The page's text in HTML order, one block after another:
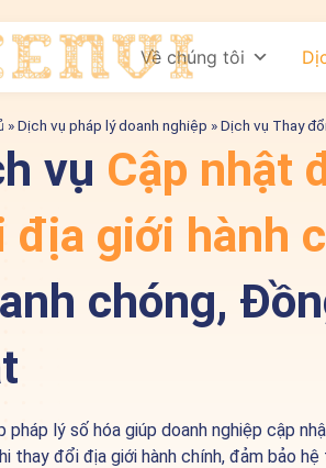
Về chúng tôi
»Dịch vụ pháp lý doanh nghiệp »Dịch vụ Thay
vụ Cập nhật
địa giới hành
chóng,
pháp lý số hóa giúp doanh nghiệp cập
thay đổi địa giới hành chính, đảm bảo